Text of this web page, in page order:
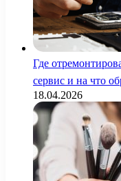
Где
сервис и на что
18.04.2026